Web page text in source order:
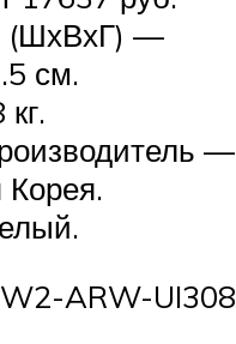
(ШхВхГ) —
см.
—
ARW-UI308